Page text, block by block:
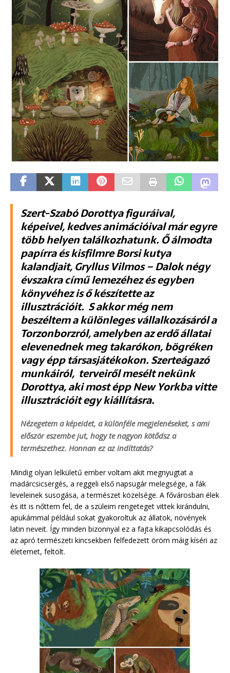
Szert-Szabó Dorottya figuráival,
képeivel, kedves animációival már egyre
több helyen találkozhatunk. Ő álmodta
papírra és kisfilmre Borsi kutya
kalandjait, Gryllus Vilmos – Dalok négy
évszakra című lemezéhez és egyben
könyvéhez is ő készítette az
illusztrációit. S akkor még nem
beszéltem a különleges vállalkozásáról a
Torzonborzról, amelyben az erdő állatai
elevenednek meg takarókon, bögréken
vagy épp társasjátékokon. Szerteágazó
munkáiról, terveiről mesélt nekünk
Dorottya, aki most épp New Yorkba vitte
illusztrációit egy kiállításra.
Nézegetem a képeidet, a különféle megjelenéseket, s ami
először eszembe jut, hogy te nagyon kötődsz a
természethez. Honnan ez az indíttatás?
Mindig olyan lelkületű ember voltam akit megnyugtat a
madárcsicsergés, a reggeli első napsugár melegsége, a fák
leveleinek susogása, a természet közelsége. A fővárosban élek
és itt is nőttem fel, de a szüleim rengeteget vittek kirándulni,
apukámmal például sokat gyakoroltuk az állatok, növények
latin neveit. Így minden bizonnyal ez a fajta kikapcsolódás és
az apró természeti kincsekben felfedezett öröm máig kíséri az
életemet, feltölt.